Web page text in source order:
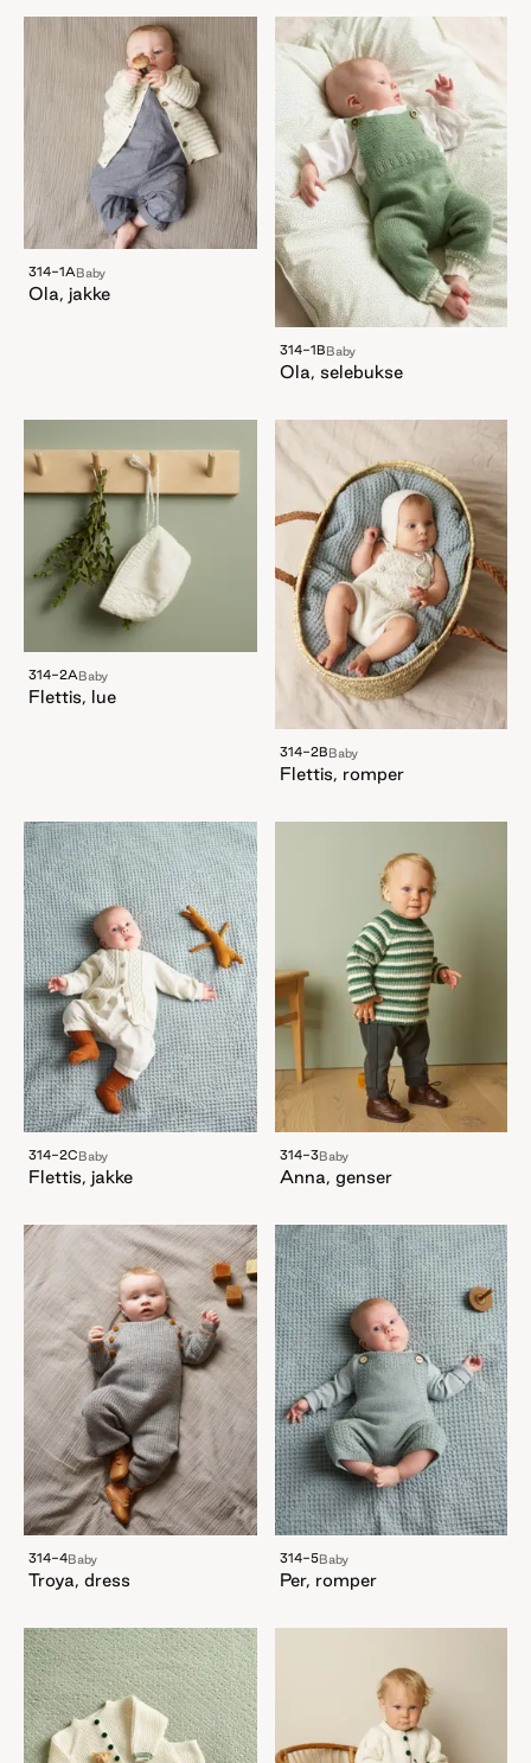
314-1ABaby
Ola, jakke
314-1BBaby
Ola, selebukse
314-2ABaby
Flettis, lue
314-2BBaby
Flettis, romper
314-2CBaby
Flettis, jakke
314-3Baby
Anna, genser
314-4Baby
Troya, dress
314-5Baby
Per, romper